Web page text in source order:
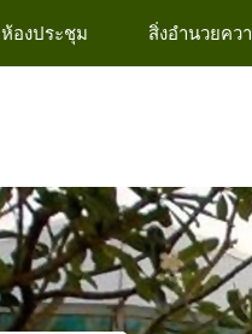
ห้องประชุม สิ่งอำนวยคว